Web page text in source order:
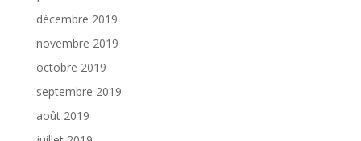
décembre 2019
novembre 2019
octobre 2019
septembre 2019
août 2019